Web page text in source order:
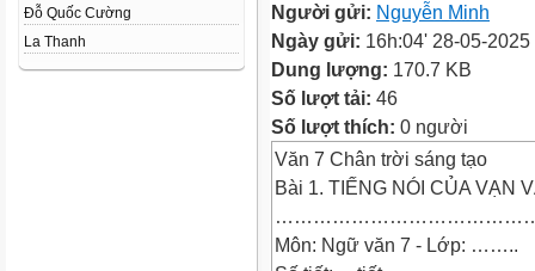
Đỗ Quốc Cường
La Thanh
Người gửi: Nguyễn Minh
Ngày gửi: 16h:04' 28-05-2025
Dung lượng: 170.7 KB
Số lượt tải: 46
Số lượt thích: 0 người
Văn 7 Chân trời sáng tạo
Bài 1. TIẾNG NÓI CỦA VẠN
Môn: Ngữ văn 7 - Lớp: ……..